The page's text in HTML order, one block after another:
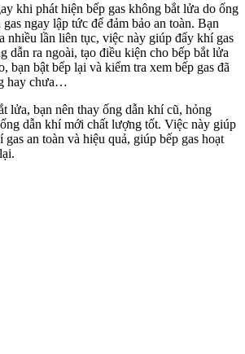
khi phát hiện bếp gas không bắt lửa do ống
ngay lập tức để đảm bảo an toàn. Bạn
nhiều lần liên tục, việc này giúp đẩy khí gas
dẫn ra ngoài, tạo điều kiện cho bếp bắt lửa
bạn bật bếp lại và kiểm tra xem bếp gas đã
hay chưa…
lửa, bạn nên thay ống dẫn khí cũ, hỏng
dẫn khí mới chất lượng tốt. Việc này giúp
an toàn và hiệu quả, giúp bếp gas hoạt